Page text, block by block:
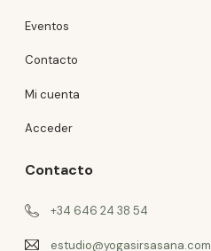
Eventos
Contacto
Mi cuenta
Acceder
Contacto
+34 646 24 38 54
estudio@yogasirsasana.com